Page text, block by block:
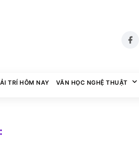
TRÍ HÔM NAY VĂN HỌC NGHỆ THUẬT